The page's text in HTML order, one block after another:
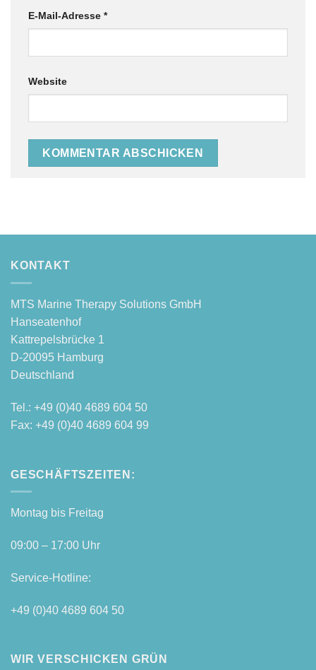
E-Mail-Adresse *
Website
KONTAKT
MTS Mari­ne The­ra­py Solu­ti­ons GmbH
Hanseatenhof
Kattre­pels­brü­cke 1
D‑20095 Hamburg
Deutschland
Tel.: +49 (0)40 4689 604 50
Fax: +49 (0)40 4689 604 99
GESCHÄFTSZEITEN:
Mon­tag bis Freitag
09:00 – 17:00 Uhr
Ser­vice-Hot­line:
+49 (0)40 4689 604 50
WIR VERSCHICKEN GRÜN